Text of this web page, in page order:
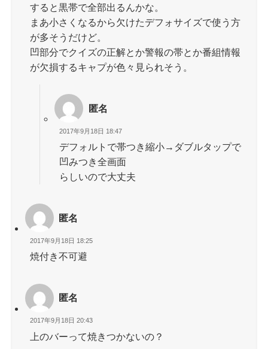
すると黒帯で全部出るんかな。
まあ小さくなるから欠けたデフォサイズで使う方
が多そうだけど。
凹部分でクイズの正解とか警報の帯とか番組情報
が欠損するキャプが色々見られそう。
匿名
2017年9月18日 18:47
デフォルトで帯つき縮小→ダブルタップで
凹みつき全画面
らしいので大丈夫
匿名
2017年9月18日 18:25
焼付き不可避
匿名
2017年9月18日 20:43
上のバーって焼きつかないの？